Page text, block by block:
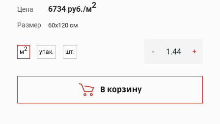
Цена 6734 руб./м2
Размер 60x120 см
м2 упак. шт. - +
В корзину